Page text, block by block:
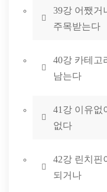
39강 어쨌거
주목받는다
40강 카테고
남는다
41강 이유없
없다
42강 린치핀
되거나